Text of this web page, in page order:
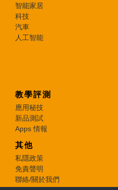
智能家居
科技
汽車
人工智能
教學評測
應用秘技
新品測試
Apps 情報
其他
私隱政策
免責聲明
聯絡/關於我們